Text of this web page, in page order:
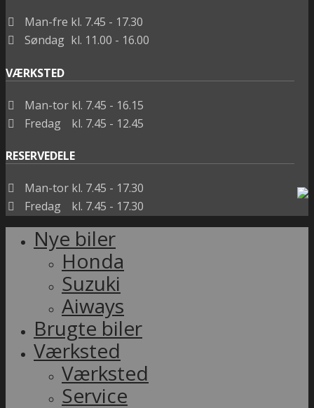
Man-fre kl. 7.45 - 17.30
Søndag kl. 11.00 - 16.00
VÆRKSTED
Man-tor kl. 7.45 - 16.15
Fredag
kl. 7.45 - 12.45
RESERVEDELE
Man-tor kl. 7.45 - 17.30
Fredag
kl. 7.45 - 17.30
Nye biler
Honda
Suzuki
Aiways
Brugte biler
Værksted
Værksted
Service